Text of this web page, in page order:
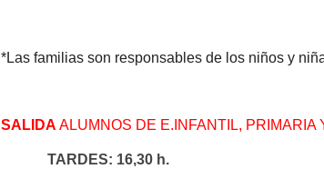
*Las familias son responsables de los niños y
SALIDA ALUMNOS DE E.INFANTIL, PRIMARIA
TARDES: 16,30 h.